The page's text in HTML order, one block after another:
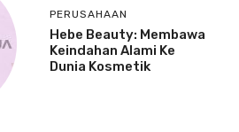
PERUSAHAAN
Hebe Beauty: Membawa
Keindahan Alami Ke
Dunia Kosmetik